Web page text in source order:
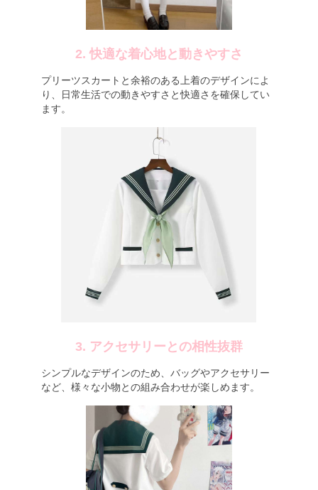
2. 快適な着心地と動きやすさ
プリーツスカートと余裕のある上着のデザインによ
り、日常生活での動きやすさと快適さを確保してい
ます。
3. アクセサリーとの相性抜群
シンプルなデザインのため、バッグやアクセサリー
など、様々な小物との組み合わせが楽しめます。